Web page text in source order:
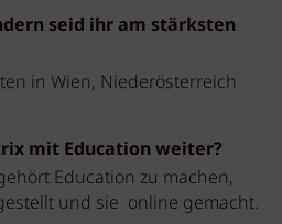
seid ihr am stärksten
in Wien, Niederösterreich
mit Education weiter?
Education zu machen,
und sie online gemacht.